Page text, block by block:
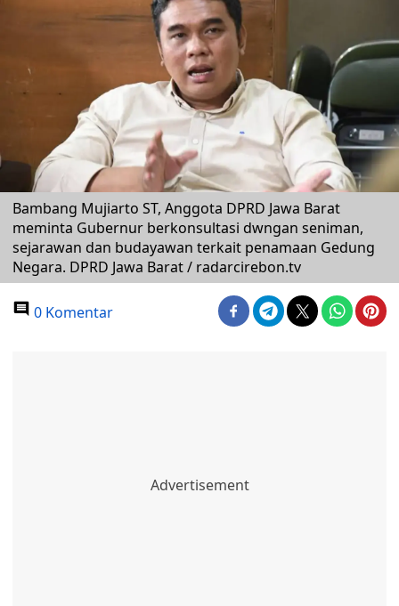
Bambang Mujiarto ST, Anggota DPRD Jawa Barat
meminta Gubernur berkonsultasi dwngan seniman,
sejarawan dan budayawan terkait penamaan Gedung
Negara. DPRD Jawa Barat / radarcirebon.tv
0 Komentar